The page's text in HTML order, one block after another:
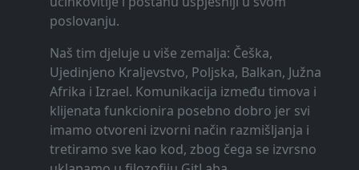
poslovanju.
Naš tim djeluje u više zemalja: Češka,
Ujedinjeno Kraljevstvo, Poljska, Balkan, Južna
Afrika i Izrael. Komunikacija između timova i
klijenata funkcionira posebno dobro jer svi
imamo otvoreni izvorni način razmišljanja i
tretiramo sve kao kod, zbog čega se izvrsno